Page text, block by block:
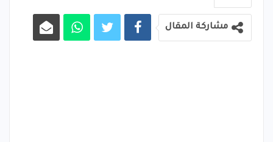
مشاركة المقال